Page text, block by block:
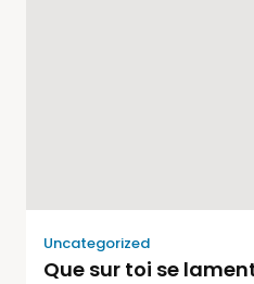
Uncategorized
Que sur toi se